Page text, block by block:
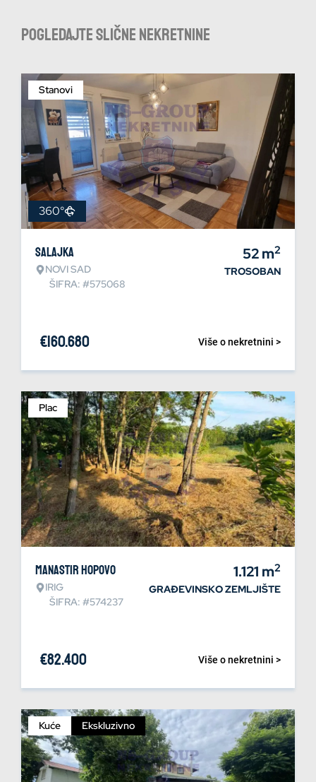
Pogledajte slične nekretnine
Stanovi
360°
Salajka
NOVI SAD
ŠIFRA: #575068
52m2
TROSOBAN
Više o nekretnini >
€160.680
Plac
Manastir Hopovo
IRIG
ŠIFRA: #574237
1.121 m2
GRAĐEVINSKO ZEMLJIŠTE
Više o nekretnini >
€82.400
Kuće Ekskluzivno